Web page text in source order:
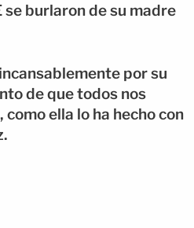
se burlaron de su madre
por su
de que todos nos
ella lo ha hecho con